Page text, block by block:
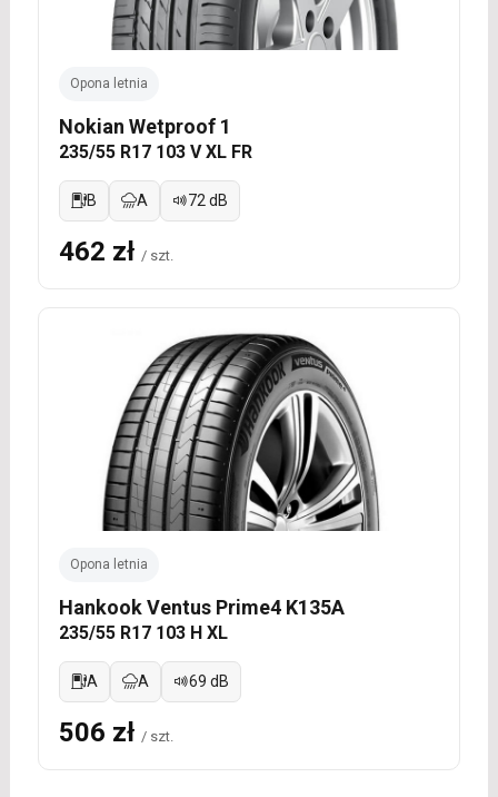
Opona letnia
Nokian Wetproof 1
235/55 R17 103 V XL FR
B A 72 dB
462 zł / szt.
Opona letnia
Hankook Ventus Prime4 K135A
235/55 R17 103 H XL
A A 69 dB
506 zł / szt.